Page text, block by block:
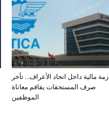
أزمة مالية داخل اتحاد الأعراف… تأخر
صرف المستحقات يفاقم معاناة
الموظفين